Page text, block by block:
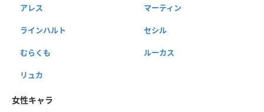
アレス マーティン
ラインハルト セシル
むらくも ルーカス
リュカ
女性キャラ